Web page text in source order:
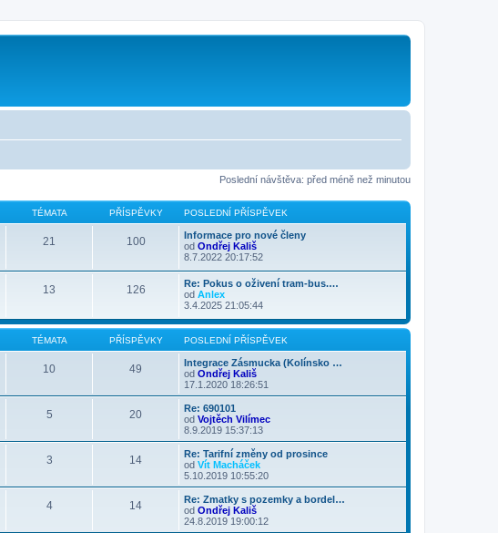
Poslední návštěva: před méně než minutou
TÉMATA PŘÍSPĚVKY POSLEDNÍ PŘÍSPĚVEK
21 100
Informace pro nové členy
od Ondřej Kališ
8.7.2022 20:17:52
13 126
Re: Pokus o oživení tram-bus.…
od Anlex
3.4.2025 21:05:44
TÉMATA PŘÍSPĚVKY POSLEDNÍ PŘÍSPĚVEK
10 49
Integrace Zásmucka (Kolínsko …
od Ondřej Kališ
17.1.2020 18:26:51
5 20
Re: 690101
od Vojtěch Vilímec
8.9.2019 15:37:13
3 14
Re: Tarifní změny od prosince
od Vít Macháček
5.10.2019 10:55:20
4 14
Re: Zmatky s pozemky a bordel…
od Ondřej Kališ
24.8.2019 19:00:12